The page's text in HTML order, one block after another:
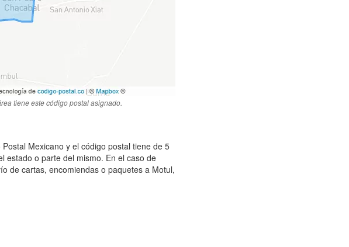
tiene este código postal asignado.
Mexicano y el código postal tiene de 5
estado o parte del mismo. En el caso de
de cartas, encomiendas o paquetes a Motul,